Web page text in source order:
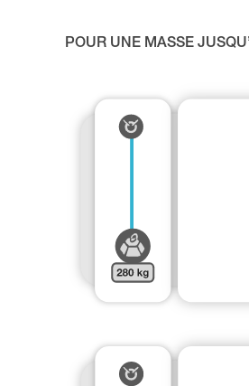
POUR UNE MASSE